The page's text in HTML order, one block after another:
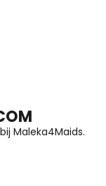
Maleka4Maids.